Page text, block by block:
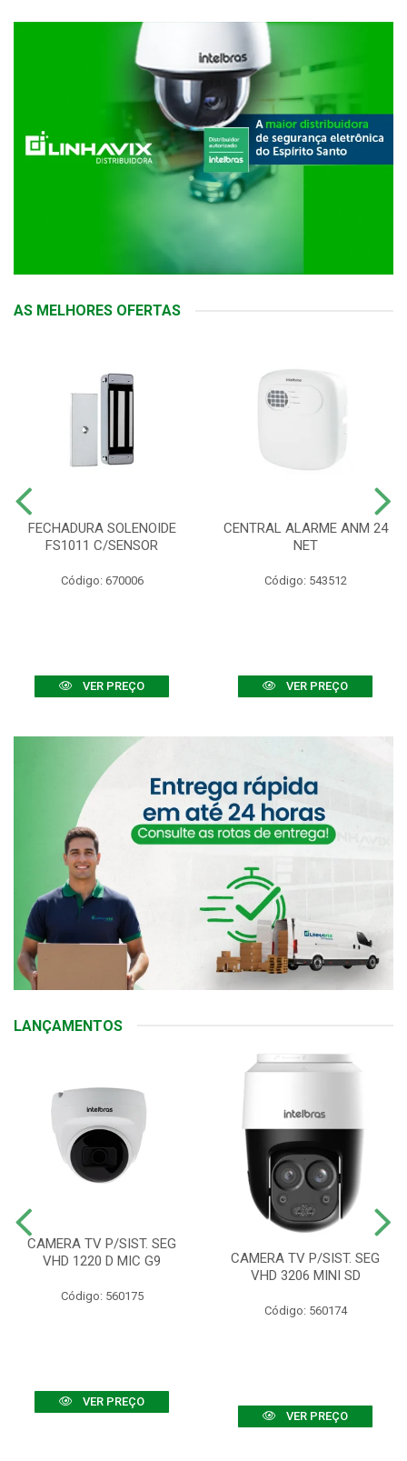
AS MELHORES OFERTAS
FECHADURA SOLENOIDE
FS1011 C/SENSOR
Código: 670006
VER PREÇO
CENTRAL ALARME ANM 24
NET
Código: 543512
VER PREÇO
LANÇAMENTOS
CAMERA TV P/SIST. SEG
VHD 1220 D MIC G9
Código: 560175
VER PREÇO
CAMERA TV P/SIST. SEG
VHD 3206 MINI SD
Código: 560174
VER PREÇO